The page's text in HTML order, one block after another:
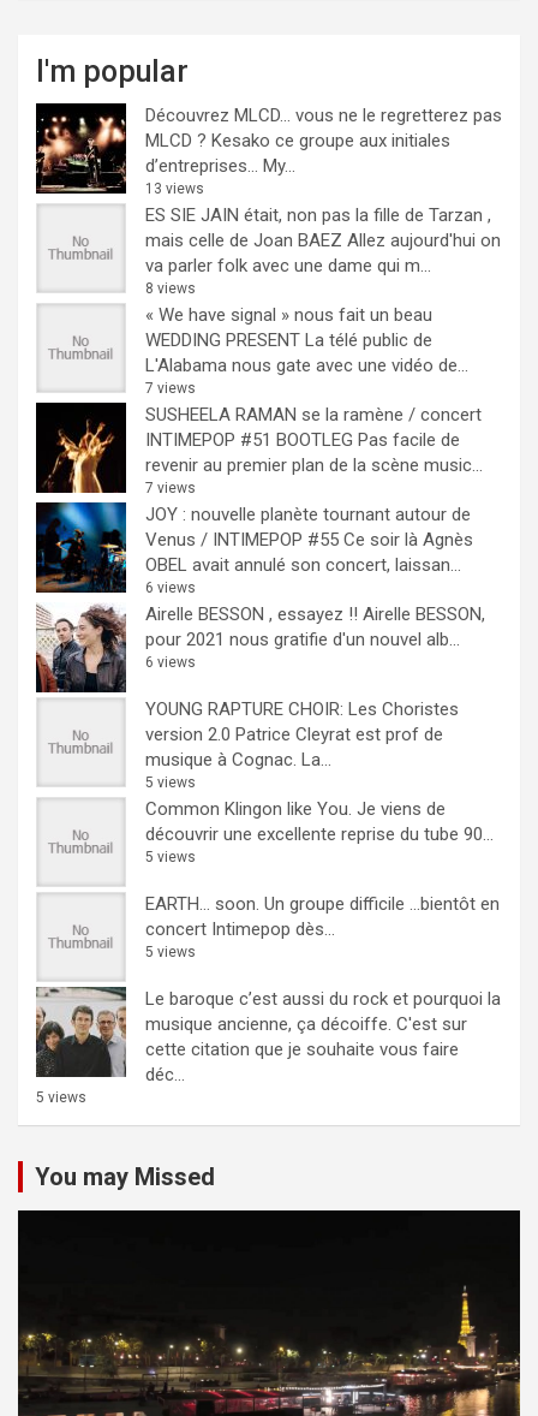
I'm popular
Découvrez MLCD… vous ne le regretterez pas
MLCD ? Kesako ce groupe aux initiales
d’entreprises… My...
13 views
ES SIE JAIN était, non pas la fille de Tarzan ,
mais celle de Joan BAEZ Allez aujourd'hui on
va parler folk avec une dame qui m...
8 views
« We have signal » nous fait un beau
WEDDING PRESENT La télé public de
L'Alabama nous gate avec une vidéo de...
7 views
SUSHEELA RAMAN se la ramène / concert
INTIMEPOP #51 BOOTLEG Pas facile de
revenir au premier plan de la scène music...
7 views
JOY : nouvelle planète tournant autour de
Venus / INTIMEPOP #55 Ce soir là Agnès
OBEL avait annulé son concert, laissan...
6 views
Airelle BESSON , essayez !! Airelle BESSON,
pour 2021 nous gratifie d'un nouvel alb...
6 views
YOUNG RAPTURE CHOIR: Les Choristes
version 2.0 Patrice Cleyrat est prof de
musique à Cognac. La...
5 views
Common Klingon like You. Je viens de
découvrir une excellente reprise du tube 90...
5 views
EARTH… soon. Un groupe difficile ...bientôt en
concert Intimepop dès...
5 views
Le baroque c’est aussi du rock et pourquoi la
musique ancienne, ça décoiffe. C'est sur
cette citation que je souhaite vous faire
déc...
5 views
You may Missed